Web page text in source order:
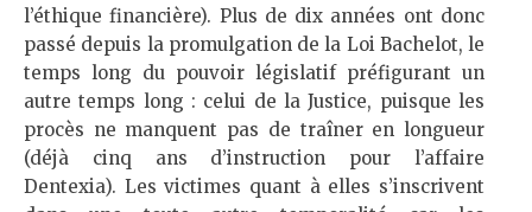
l’éthique financière). Plus de dix années ont donc
passé depuis la promulgation de la Loi Bachelot, le
temps long du pouvoir législatif préfigurant un
autre temps long : celui de la Justice, puisque les
procès ne manquent pas de traîner en longueur
(déjà cinq ans d’instruction pour l’affaire
Dentexia). Les victimes quant à elles s’inscrivent